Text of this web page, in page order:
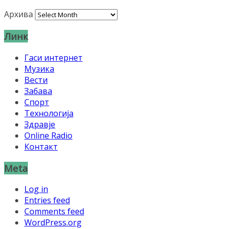
Архива
Линк
Гаси интернет
Музика
Вести
Забава
Спорт
Технологија
Здравје
Online Radio
Контакт
Meta
Log in
Entries feed
Comments feed
WordPress.org